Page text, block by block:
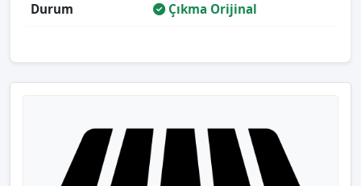
Durum Çıkma Orijinal